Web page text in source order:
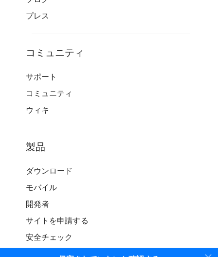
プレス
コミュニティ
サポート
コミュニティ
ウィキ
製品
ダウンロード
モバイル
開発者
サイトを申請する
安全チェック